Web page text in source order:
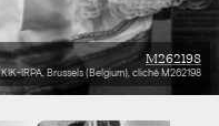
M262198
KIK-IRPA, Brussels (Belgium), cliché M262198